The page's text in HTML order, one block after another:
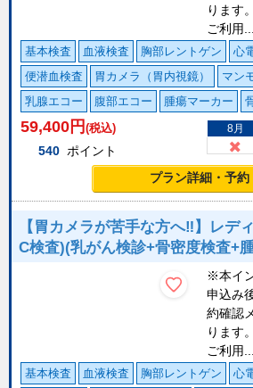
ります
ご利用...
基本検査 血液検査 胸部レントゲン 心
便潜血検査
胃カメラ（胃内視鏡）
マン
乳腺エコー
腹部エコー 腫瘍マーカー
59,400 円 (税込)
540 ポイント
8月
プラン詳細・予約
【胃カメラが苦手な方へ‼】レデ
C検査)(乳がん検診+骨密度検査+
※本イ
申込み
約確認
ります
ご利用...
基本検査 血液検査 胸部レントゲン 心